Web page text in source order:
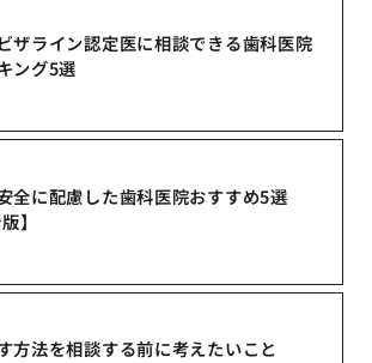
ザライン認定医に相談できる歯科医院
ング5選
全に配慮した歯科医院おすすめ5選
】
方法を相談する前に考えたいこと